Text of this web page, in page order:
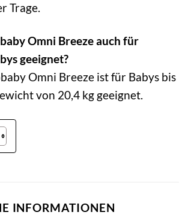
Trage.
Omni Breeze auch für
geeignet?
Omni Breeze ist für Babys bis
von 20,4 kg geeignet.
INFORMATIONEN